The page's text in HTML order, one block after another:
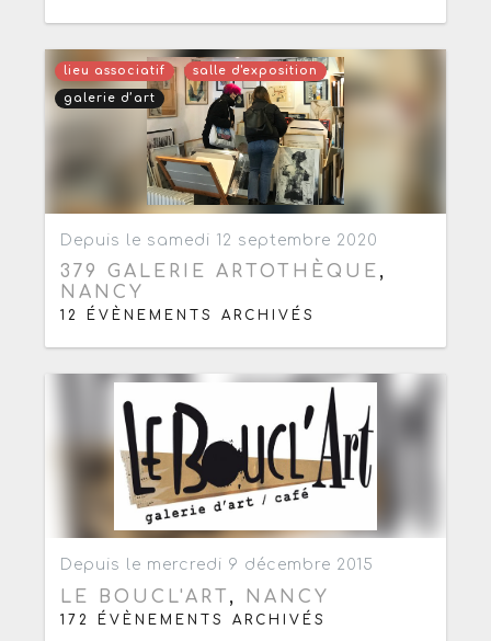
lieu associatif salle d'exposition
galerie d’art
Depuis le samedi 12 septembre 2020
379 GALERIE ARTOTHÈQUE ,
NANCY
12 ÉVÈNEMENTS ARCHIVÉS
Depuis le mercredi 9 décembre 2015
LE BOUCL'ART , NANCY
172 ÉVÈNEMENTS ARCHIVÉS